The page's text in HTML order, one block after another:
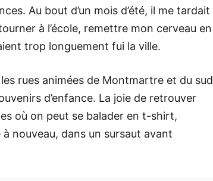
Au bout d’un mois d’été, il me tardait
à l’école, remettre mon cerveau en
trop longuement fui la ville.
rues animées de Montmartre et du sud
d’enfance. La joie de retrouver
où on peut se balader en t-shirt,
à nouveau, dans un sursaut avant